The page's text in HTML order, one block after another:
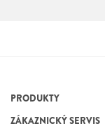
PRODUKTY
ZÁKAZNICKÝ SERVIS